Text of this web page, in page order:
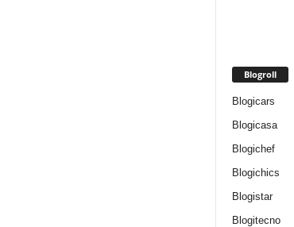
Blogroll
Blogicars
Blogicasa
Blogichef
Blogichics
Blogistar
Blogitecno